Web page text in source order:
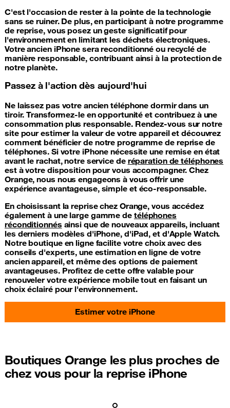
C'est l'occasion de rester à la pointe de la technologie
sans se ruiner. De plus, en participant à notre programme
de reprise, vous posez un geste significatif pour
l'environnement en limitant les déchets électroniques.
Votre ancien iPhone sera reconditionné ou recyclé de
manière responsable, contribuant ainsi à la protection de
notre planète.
Passez à l'action dès aujourd'hui
Ne laissez pas votre ancien téléphone dormir dans un
tiroir. Transformez-le en opportunité et contribuez à une
consommation plus responsable. Rendez-vous sur notre
site pour estimer la valeur de votre appareil et découvrez
comment bénéficier de notre programme de reprise de
téléphones. Si votre iPhone nécessite une remise en état
avant le rachat, notre service de réparation de téléphones
est à votre disposition pour vous accompagner. Chez
Orange, nous nous engageons à vous offrir une
expérience avantageuse, simple et éco-responsable.
En choisissant la reprise chez Orange, vous accédez
également à une large gamme de téléphones
réconditionnés ainsi que de nouveaux appareils, incluant
les derniers modèles d'iPhone, d'iPad, et d'Apple Watch.
Notre boutique en ligne facilite votre choix avec des
conseils d'experts, une estimation en ligne de votre
ancien appareil, et même des options de paiement
avantageuses. Profitez de cette offre valable pour
renouveler votre expérience mobile tout en faisant un
choix éclairé pour l'environnement.
Estimer votre iPhone
Boutiques Orange les plus proches de
chez vous pour la reprise iPhone